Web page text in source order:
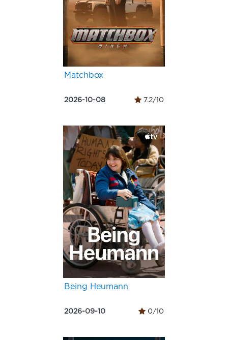
Matchbox
2026-10-08 7.2/10
Being Heumann
2026-09-10 0/10